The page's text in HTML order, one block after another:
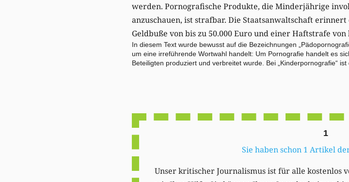
werden. Pornografische Produkte, die Minderjährige
anzuschauen, ist strafbar. Die Staatsanwaltschaft
Geldbuße von bis zu 50.000 Euro und einer Haftstrafe
In diesem Text wurde bewusst auf die Bezeichnungen
um eine irreführende Wortwahl handelt: Um Pornografie handelt es
Beteiligten produziert und verbreitet wurde. Bei „Kinderpornografie“
1
Sie haben schon 1 Artikel
Unser kritischer Journalismus ist für alle kostenlos